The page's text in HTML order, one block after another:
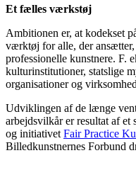
Et fælles værkstøj
Ambitionen er, at kodekset
værktøj for alle, der
professionelle kunstnere. F.
kulturinstitutioner, statslige
organisationer og
Udviklingen af de længe
arbejdsvilkår er resultat af et
og initiativet Fair Practice
Billedkunstnernes Forbund